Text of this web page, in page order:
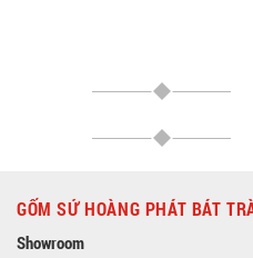
GỐM SỨ HOÀNG PHÁT BÁT
Showroom